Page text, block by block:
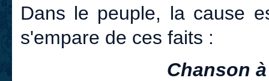
Dans le peuple, la cause
s'empare de ces faits :
Chanson